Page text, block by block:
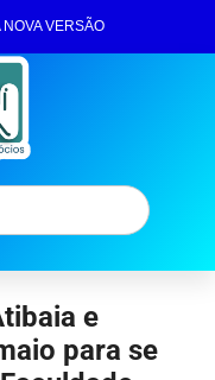
VERSÃO
e
para se